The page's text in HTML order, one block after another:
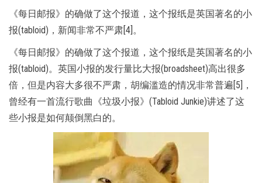
《每日邮报》的确做了这个报道，这个报纸是英国著名的小
报(tabloid)，新闻非常不严肃[4]。
《每日邮报》的确做了这个报道，这个报纸是英国著名的小
报(tabloid)。英国小报的发行量比大报(broadsheet)高出很多
倍，但是内容大多很不严肃，胡编滥造的情况非常普遍[5]，
曾经有一首流行歌曲《垃圾小报》(Tabloid Junkie)讲述了这
些小报是如何颠倒黑白的。